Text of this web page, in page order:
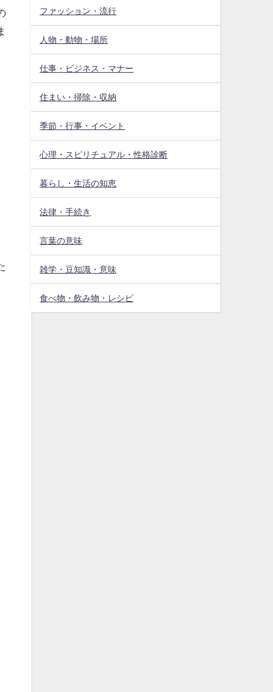
ファッション・流行
人物・動物・場所
仕事・ビジネス・マナー
住まい・掃除・収納
季節・行事・イベント
心理・スピリチュアル・性格診断
暮らし・生活の知恵
法律・手続き
言葉の意味
雑学・豆知識・意味
食べ物・飲み物・レシピ